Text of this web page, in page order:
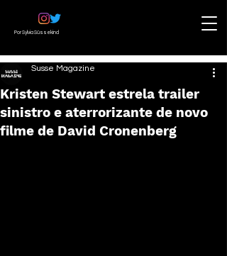
Por Sylvia Süssekind
Kristen Stewart estrela trailer
sinistro e aterrorizante de novo
filme de David Cronenberg
Susse Magazine